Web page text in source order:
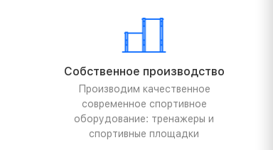
Собственное производство
Производим качественное
современное спортивное
оборудование: тренажеры и
спортивные площадки